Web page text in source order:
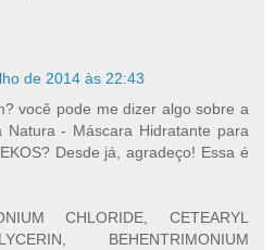
de 2014 às 22:43
você pode me dizer algo sobre a
Natura - Máscara Hidratante para
Desde já, agradeço! Essa é
CHLORIDE, CETEARYL
BEHENTRIMONIUM